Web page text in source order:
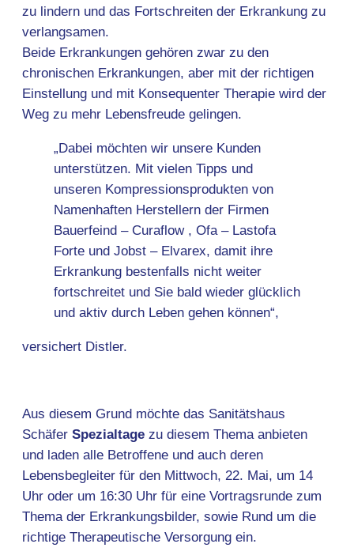
zu lindern und das Fortschreiten der Erkrankung zu
verlangsamen.
Beide Erkrankungen gehören zwar zu den
chronischen Erkrankungen, aber mit der richtigen
Einstellung und mit Konsequenter Therapie wird der
Weg zu mehr Lebensfreude gelingen.
„Dabei möchten wir unsere Kunden
unterstützen. Mit vielen Tipps und
unseren Kompressionsprodukten von
Namenhaften Herstellern der Firmen
Bauerfeind – Curaflow , Ofa – Lastofa
Forte und Jobst – Elvarex, damit ihre
Erkrankung bestenfalls nicht weiter
fortschreitet und Sie bald wieder glücklich
und aktiv durch Leben gehen können“,
versichert Distler.
Aus diesem Grund möchte das Sanitätshaus
Schäfer Spezialtage zu diesem Thema anbieten
und laden alle Betroffene und auch deren
Lebensbegleiter für den Mittwoch, 22. Mai, um 14
Uhr oder um 16:30 Uhr für eine Vortragsrunde zum
Thema der Erkrankungsbilder, sowie Rund um die
richtige Therapeutische Versorgung ein.